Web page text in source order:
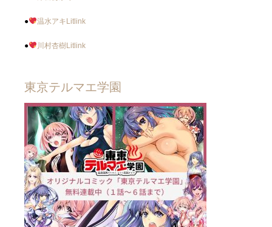
● 温水アキLitlink
● 川村杏樹Litlink
東京テルマエ学園